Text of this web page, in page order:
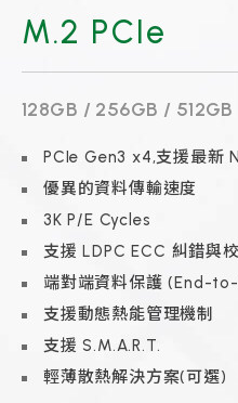
M.2 PCIe
128GB / 256GB / 512GB
PCIe Gen3 x4,支援最新
優異的資料傳輸速度
3K P/E Cycles
支援 LDPC ECC 糾錯與
端對端資料保護 (End-
支援動態熱能管理機制
支援 S.M.A.R.T.
輕薄散熱解決方案(可選)